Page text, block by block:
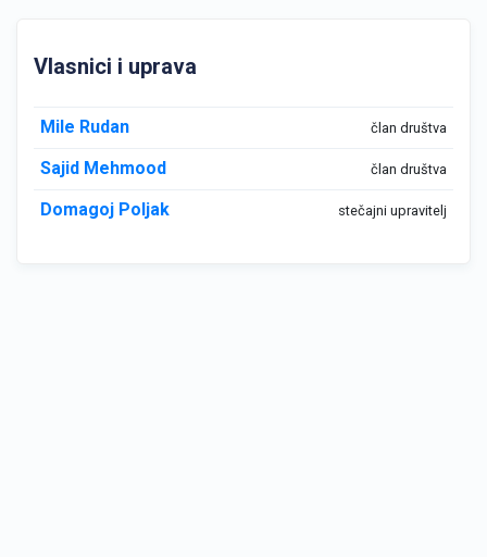
Vlasnici i uprava
Mile Rudan član društva
Sajid Mehmood član društva
Domagoj Poljak stečajni upravitelj